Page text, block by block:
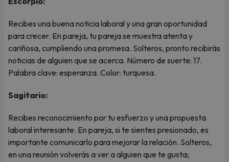
Recibes una buena noticia laboral y una gran oportunidad
para crecer. En pareja, tu pareja se muestra atenta y
cariñosa, cumpliendo una promesa. Solteros, pronto recibirás
noticias de alguien que se acerca. Número de suerte: 17.
Palabra clave: esperanza. Color: turquesa.
Sagitario:
Recibes reconocimiento por tu esfuerzo y una propuesta
laboral interesante. En pareja, si te sientes presionado, es
importante comunicarlo para mejorar la relación. Solteros,
en una reunión volverás a ver a alguien que te gusta;